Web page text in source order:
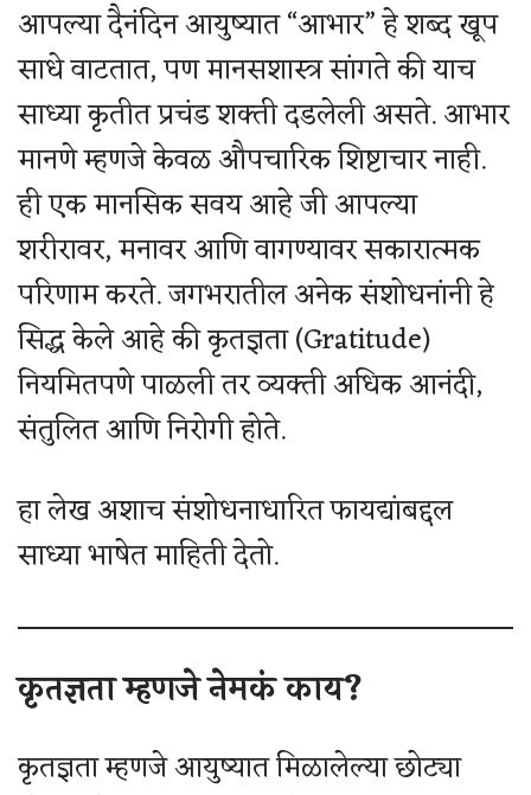
आपल्या दैनंदिन आयुष्यात “आभार” हे शब्द खूप
साधे वाटतात, पण मानसशास्त्र सांगते की याच
साध्या कृतीत प्रचंड शक्ती दडलेली असते. आभार
मानणे म्हणजे केवळ औपचारिक शिष्टाचार नाही.
ही एक मानसिक सवय आहे जी आपल्या
शरीरावर, मनावर आणि वागण्यावर सकारात्मक
परिणाम करते. जगभरातील अनेक संशोधनांनी हे
सिद्ध केले आहे की कृतज्ञता (Gratitude)
नियमितपणे पाळली तर व्यक्ती अधिक आनंदी,
संतुलित आणि निरोगी होते.
हा लेख अशाच संशोधनाधारित फायद्यांबद्दल
साध्या भाषेत माहिती देतो.
कृतज्ञता म्हणजे नेमकं काय?
कृतज्ञता म्हणजे आयुष्यात मिळालेल्या छोट्या